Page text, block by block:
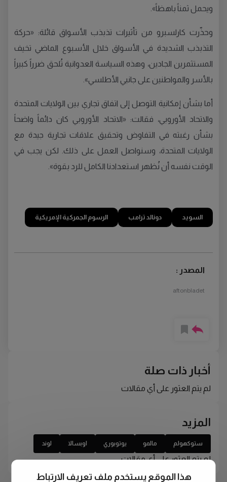
ويحمل ثمناً باهظاً».
وحذّرت كارلسبرو من تأثيرات تذبذب الأسواق قائلة: «حركة
التذبذب الشديدة في الأسواق خلال الأسبوع الماضي تخيف
المستثمرين الجادين، وهذه السياسة العدوانية تُلحق ضرراً كبيراً
بالأسر والمواطنين على جانبي الأطلسي».
أما بشأن إمكانية التوصل إلى اتفاق تجاري بين الولايات المتحدة
والاتحاد الأوروبي، فقالت: «الاتحاد الأوروبي كان دائماً واضحاً
بشأن رغبته في التفاوض وتحقيق علاقات تجارية جيدة مع
الولايات المتحدة، وسنواصل العمل على ذلك. لكن يجب في
الوقت نفسه أن نُظهر استعدادنا الكامل للرد بقوة».
السويد دونالد ترامب الرسوم الجمركية الإمريكية
المصدر :
aftonbladet
أخبار ذات صلة
لم يتم العثور على أي مقالات
المزيد
ستوكهولم مالمو يوتوبوري اوبسالا لوند
لم يتم العثور على أي مقالات
هذا الموقع يستخدم ملف تعريف الارتباط